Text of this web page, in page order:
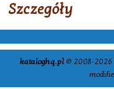
Szczegóły
kataloghq.pl © 2008-